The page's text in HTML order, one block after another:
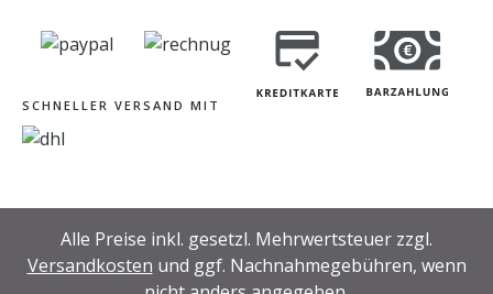
SCHNELLER VERSAND MIT
Alle Preise inkl. gesetzl. Mehrwertsteuer zzgl.
Versandkosten und ggf. Nachnahmegebühren, wenn